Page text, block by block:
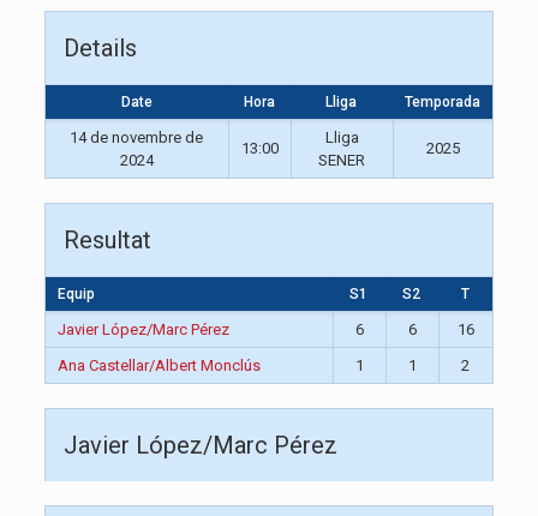
Details
Date Hora Lliga Temporada
14 de novembre de
2024
13:00
Lliga
SENER
2025
Resultat
Equip S1 S2 T
Javier López/Marc Pérez 6 6
16
Ana Castellar/Albert Monclús
1 1 2
Javier López/Marc Pérez